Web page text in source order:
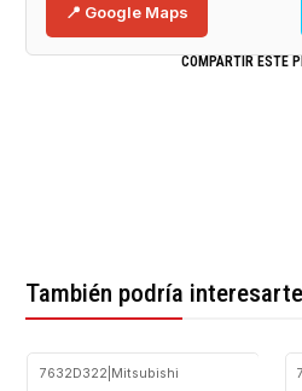
📍 Google Maps
COMPARTIR ESTE
También podría
7632D322 Mitsubishi